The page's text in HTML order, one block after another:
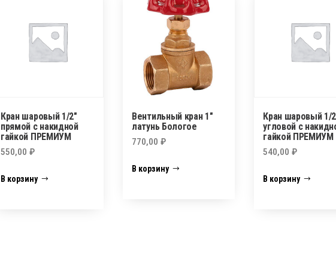
Кран шаровый 1/2″
прямой с накидной
гайкой ПРЕМИУМ
550,00₽
В корзину
Вентильный кран 1″
латунь Бологое
770,00₽
В корзину
Кран шаровый 1/
угловой с
гайкой ПРЕМИУМ
540,00₽
В корзину